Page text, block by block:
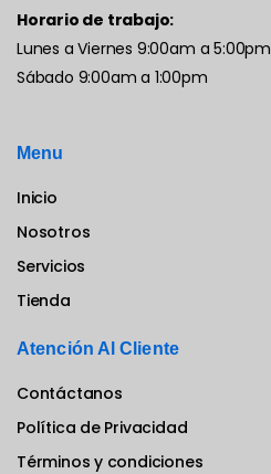
Horario de trabajo:
Lunes a Viernes 9:00am a 5:00pm
Sábado 9:00am a 1:00pm
Menu
Inicio
Nosotros
Servicios
Tienda
Atención Al Cliente
Contáctanos
Política de Privacidad
Términos y condiciones